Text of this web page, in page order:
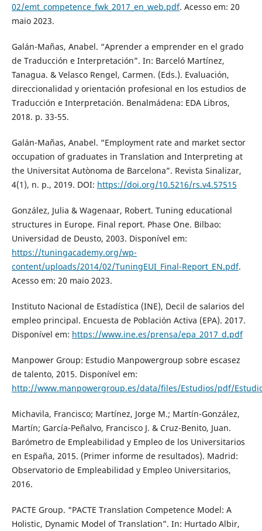
02/emt_competence_fwk_2017_en_web.pdf. Acesso em: 20
maio 2023.
Galán-Mañas, Anabel. “Aprender a emprender en el grado
de Traducción e Interpretación”. In: Barceló Martínez,
Tanagua. & Velasco Rengel, Carmen. (Eds.). Evaluación,
direccionalidad y orientación profesional en los estudios de
Traducción e Interpretación. Benalmádena: EDA Libros,
2018. p. 33-55.
Galán-Mañas, Anabel. “Employment rate and market sector
occupation of graduates in Translation and Interpreting at
the Universitat Autònoma de Barcelona”. Revista Sinalizar,
4(1), n. p., 2019. DOI: https://doi.org/10.5216/rs.v4.57515
González, Julia & Wagenaar, Robert. Tuning educational
structures in Europe. Final report. Phase One. Bilbao:
Universidad de Deusto, 2003. Disponível em:
https://tuningacademy.org/wp-
content/uploads/2014/02/TuningEUI_Final-Report_EN.pdf.
Acesso em: 20 maio 2023.
Instituto Nacional de Estadística (INE), Decil de salarios del
empleo principal. Encuesta de Población Activa (EPA). 2017.
Disponível em: https://www.ine.es/prensa/epa_2017_d.pdf
Manpower Group: Estudio Manpowergroup sobre escasez
de talento, 2015. Disponível em:
http://www.manpowergroup.es/data/files/Estudios/pdf/
Michavila, Francisco; Martínez, Jorge M.; Martín-González,
Martín; García-Peñalvo, Francisco J. & Cruz-Benito, Juan.
Barómetro de Empleabilidad y Empleo de los Universitarios
en España, 2015. (Primer informe de resultados). Madrid:
Observatorio de Empleabilidad y Empleo Universitarios,
2016.
PACTE Group. “PACTE Translation Competence Model: A
Holistic, Dynamic Model of Translation”. In: Hurtado Albir,